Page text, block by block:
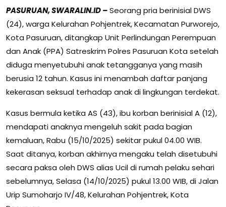
PASURUAN, SWARALIN.ID –Seorang pria berinisial DWS
(24), warga Kelurahan Pohjentrek, Kecamatan Purworejo,
Kota Pasuruan, ditangkap Unit Perlindungan Perempuan
dan Anak (PPA) Satreskrim Polres Pasuruan Kota setelah
diduga menyetubuhi anak tetangganya yang masih
berusia 12 tahun. Kasus ini menambah daftar panjang
kekerasan seksual terhadap anak di lingkungan terdekat.
Kasus bermula ketika AS (43), ibu korban berinisial A (12),
mendapati anaknya mengeluh sakit pada bagian
kemaluan, Rabu (15/10/2025) sekitar pukul 04.00 WIB.
Saat ditanya, korban akhirnya mengaku telah disetubuhi
secara paksa oleh DWS alias Ucil di rumah pelaku sehari
sebelumnya, Selasa (14/10/2025) pukul 13.00 WIB, di Jalan
Urip Sumoharjo IV/48, Kelurahan Pohjentrek, Kota